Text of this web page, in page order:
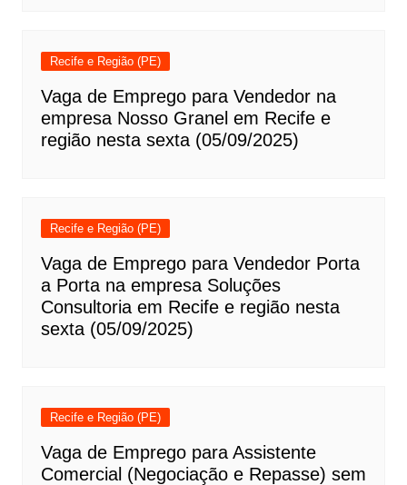
Recife e Região (PE)
Vaga de Emprego para Vendedor na
empresa Nosso Granel em Recife e
região nesta sexta (05/09/2025)
Recife e Região (PE)
Vaga de Emprego para Vendedor Porta
a Porta na empresa Soluções
Consultoria em Recife e região nesta
sexta (05/09/2025)
Recife e Região (PE)
Vaga de Emprego para Assistente
Comercial (Negociação e Repasse) sem